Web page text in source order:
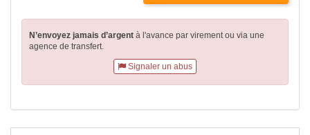
N’envoyez jamais d’argent à l'avance par virementou via une
agence de transfert.
Signaler un abus